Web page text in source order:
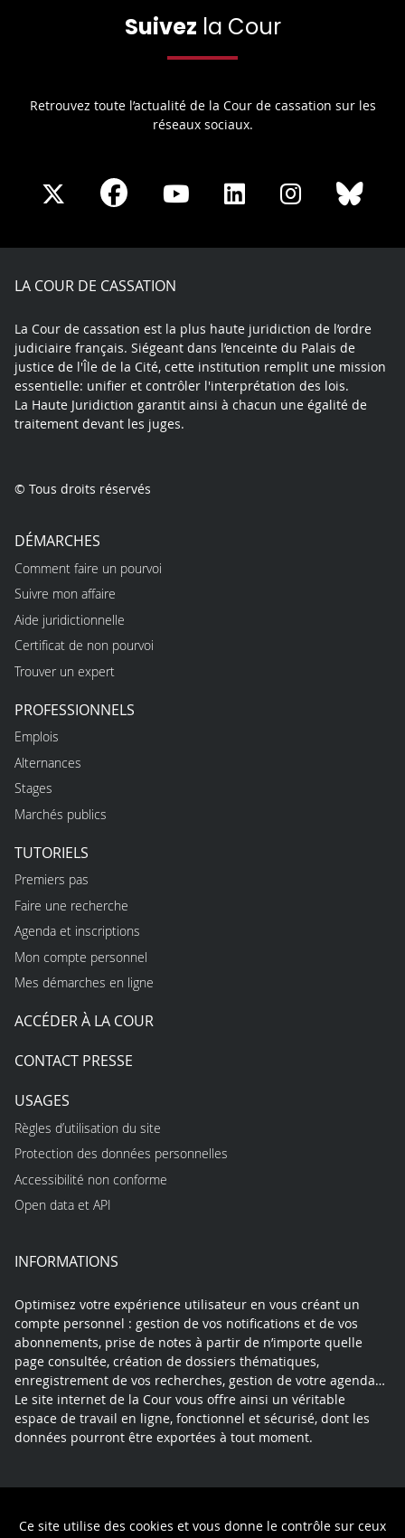
Ce site utilise des cookies et vous donne le contrôle sur ceux
Suivez la Cour
Retrouvez toute l’actualité de la Cour de cassation sur les
réseaux sociaux.
Share
X
Share
Facebook
Share
Youtube
Share
LinkedIn
Share
Instagram
LA COUR DE CASSATION
La Cour de cassation est la plus haute juridiction de l’ordre
judiciaire français. Siégeant dans l’enceinte du Palais de
justice de l'Île de la Cité, cette institution remplit une mission
essentielle: unifier et contrôler l'interprétation des lois.
La Haute Juridiction garantit ainsi à chacun une égalité de
traitement devant les juges.
© Tous droits réservés
DÉMARCHES
Comment faire un pourvoi
Suivre mon affaire
Aide juridictionnelle
Certificat de non pourvoi
Trouver un expert
PROFESSIONNELS
Emplois
Alternances
Stages
Marchés publics
TUTORIELS
Premiers pas
Faire une recherche
Agenda et inscriptions
Mon compte personnel
Mes démarches en ligne
ACCÉDER À LA COUR
CONTACT PRESSE
USAGES
Règles d’utilisation du site
Protection des données personnelles
Accessibilité non conforme
Open data et API
INFORMATIONS
Optimisez votre expérience utilisateur en vous créant un
compte personnel : gestion de vos notifications et de vos
abonnements, prise de notes à partir de n’importe quelle
page consultée, création de dossiers thématiques,
enregistrement de vos recherches, gestion de votre agenda…
Le site internet de la Cour vous offre ainsi un véritable
espace de travail en ligne, fonctionnel et sécurisé, dont les
données pourront être exportées à tout moment.
Politique de confidentialité